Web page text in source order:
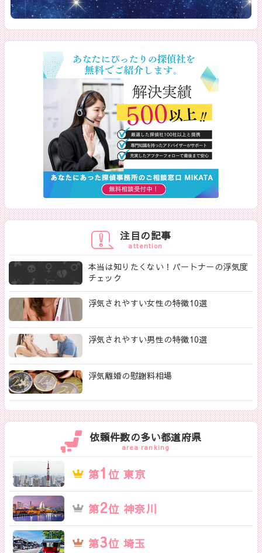
注目の記事
attention
本当は知りたくない！パートナーの浮気度
チェック
浮気されやすい女性の特徴10選
浮気されやすい男性の特徴10選
浮気離婚の慰謝料相場
依頼件数の多い都道府県
area ranking
第1 位 東京
第2位 神奈川
第3位 埼玉